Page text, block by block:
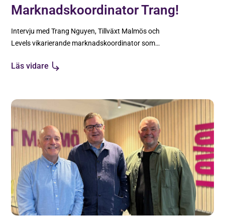
Marknadskoordinator Trang!
Intervju med Trang Nguyen, Tillväxt Malmös och
Levels vikarierande marknadskoordinator som
Läs vidare